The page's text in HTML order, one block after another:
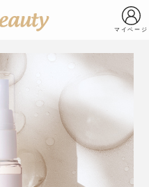
マイページ